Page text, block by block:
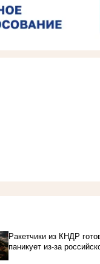
Ракетчики из КНДР
паникует из-за